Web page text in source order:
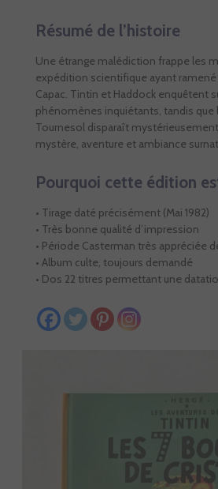
Résumé de l’histoire
Une étrange malédiction frappe les
expédition scientifique ayant
Capac. Tintin et Haddock enquêtent
phénomènes inquiétants, tandis que
Tournesol disparaît
mystère, aventure et ambiance
Pourquoi cette édition
• Tirage daté précisément (Mai 1982)
• Très bonne qualité d’impression
• Période Casterman très appréciée
• Album culte, toujours demandé
• Dos 22 titres permettant une